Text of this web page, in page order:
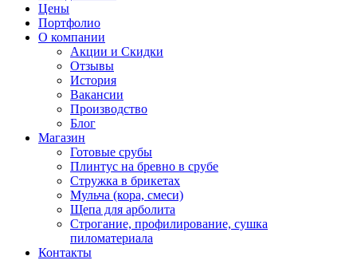
Цены
Портфолио
О компании
Акции и Скидки
Отзывы
История
Вакансии
Производство
Блог
Магазин
Готовые срубы
Плинтус на бревно в срубе
Стружка в брикетах
Мульча (кора, смеси)
Щепа для арболита
Строгание, профилирование, сушка
пиломатериала
Контакты